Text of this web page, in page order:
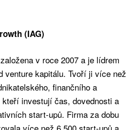
(IAG)
v roce 2007 a je lídrem
venture kapitálu. Tvoří ji více než
finančního a
investují čas, dovednosti a
start-upů. Firma za dobu